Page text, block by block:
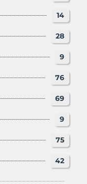
14
28
9
76
69
9
75
42